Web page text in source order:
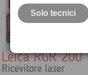
Leica RGR 200
Ricevitore laser
Solo tecnici